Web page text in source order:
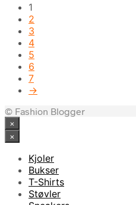
1
2
3
4
5
6
7
→
© Fashion Blogger
×
×
Kjoler
Bukser
T-Shirts
Støvler